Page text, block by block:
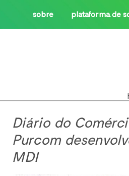
sobre plataforma de
Diário do
Purcom
MDI